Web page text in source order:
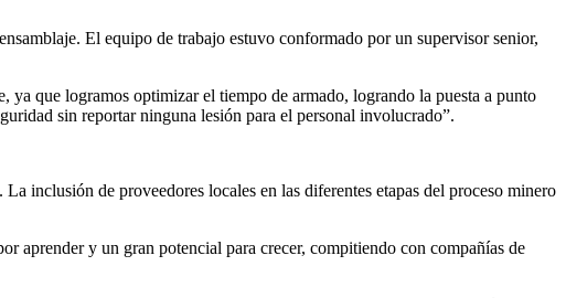
El equipo de trabajo estuvo conformado por un supervisor senior,
que logramos optimizar el tiempo de armado, logrando la puesta a punto
sin reportar ninguna lesión para el personal involucrado”.
inclusión de proveedores locales en las diferentes etapas del proceso minero
aprender y un gran potencial para crecer, compitiendo con compañías de